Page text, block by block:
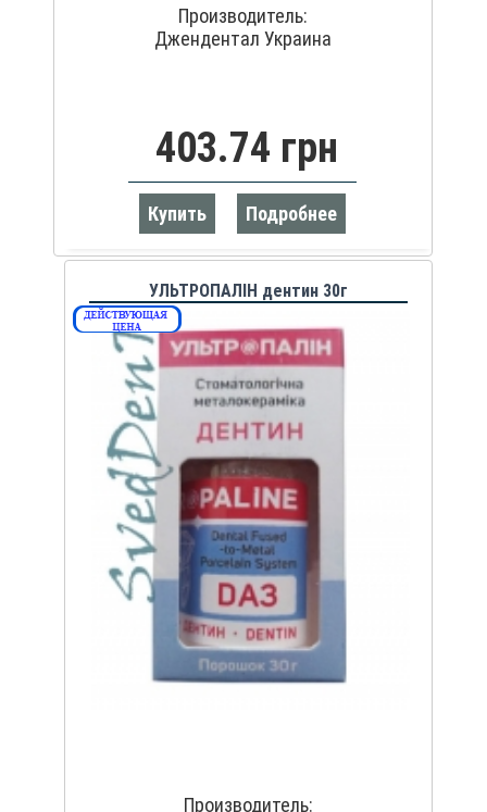
Производитель:
Джендентал Украина
403.74 грн
Купить Подробнее
УЛЬТРОПАЛІН дентин 30г
Производитель: